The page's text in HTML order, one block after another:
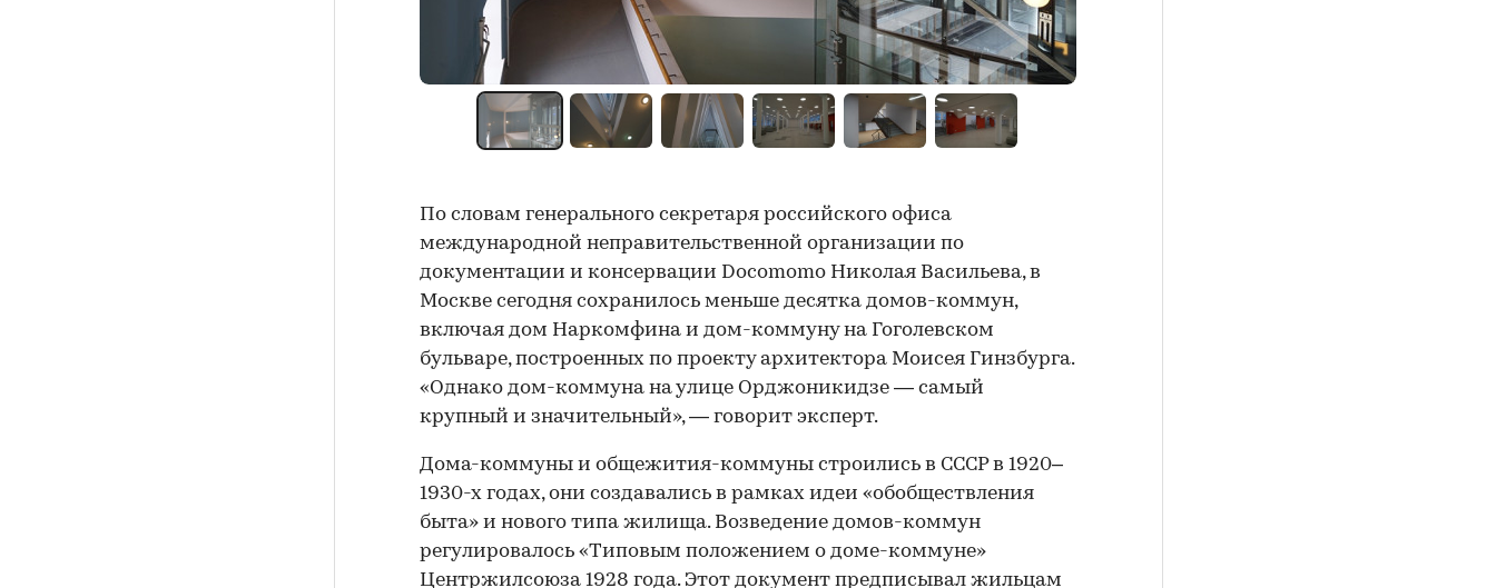
По словам генерального секретаря российского офиса
международной неправительственной организации по
документации и консервации Docomomo Николая Васильева, в
Москве сегодня сохранилось меньше десятка домов-коммун,
включая дом Наркомфина и дом-коммуну на Гоголевском
бульваре, построенных по проекту архитектора Моисея Гинзбурга.
«Однако дом-коммуна на улице Орджоникидзе — самый
крупный и значительный», — говорит эксперт.
Дома-коммуны и общежития-коммуны строились в СССР в 1920–
1930-х годах, они создавались в рамках идеи «обобществления
быта» и нового типа жилища. Возведение домов-коммун
регулировалось «Типовым положением о доме-коммуне»
Центржилсоюза 1928 года. Этот документ предписывал жильцам